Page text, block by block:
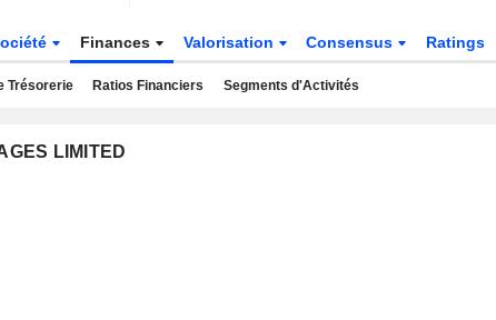
Finances Valorisation Consensus Ratings
Trésorerie Ratios Financiers Segments d'Activités
LIMITED